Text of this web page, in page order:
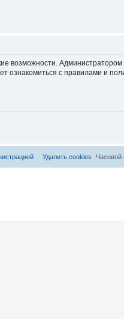
возможности.
ознакомиться с правилами и
Часовой
Удалить cookies
истрацией